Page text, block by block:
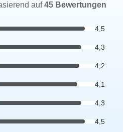
auf45 Bewertungen
4,5
4,3
4,2
4,1
4,3
4,5